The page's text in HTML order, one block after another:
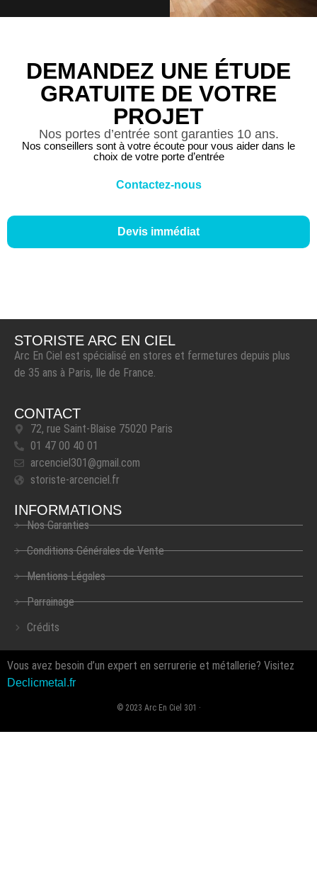
DEMANDEZ UNE ÉTUDE
GRATUITE DE VOTRE
PROJET
Nos portes d’entrée sont garanties 10 ans.
Nos conseillers sont à votre écoute pour vous aider dans le
choix de votre porte d’entrée
Contactez-nous
Devis immédiat
STORISTE ARC EN CIEL
Arc En Ciel est spécialisé en stores et fermetures depuis plus
de 35 ans à Paris, Ile de France.
CONTACT
72, rue Saint-Blaise 75020 Paris
01 47 00 40 01
arcenciel301@gmail.com
storiste-arcenciel.fr
INFORMATIONS
Nos Garanties
Conditions Générales de Vente
Mentions Légales
Parrainage
Crédits
Vous avez besoin d’un expert en serrurerie et métallerie? Visitez
Declicmetal.fr
© 2023 Arc En Ciel 301 ·